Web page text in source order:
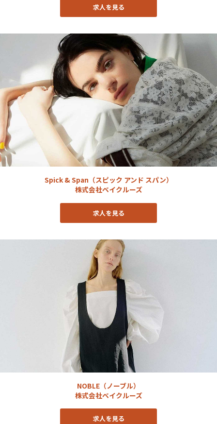
求人を見る
Spick & Span（スピック アンド スパン）
株式会社ベイクルーズ
求人を見る
NOBLE（ノーブル）
株式会社ベイクルーズ
求人を見る